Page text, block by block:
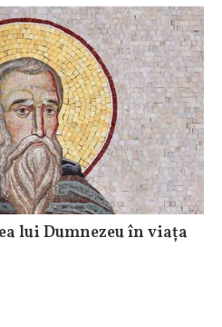
lui Dumnezeu în viața